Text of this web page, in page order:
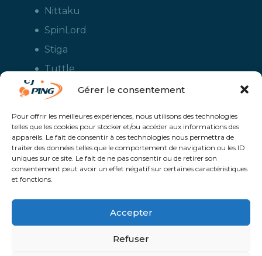
Gérer le consentement
Pour offrir les meilleures expériences, nous utilisons des technologies
telles que les cookies pour stocker et/ou accéder aux informations des
appareils. Le fait de consentir à ces technologies nous permettra de
traiter des données telles que le comportement de navigation ou les ID
uniques sur ce site. Le fait de ne pas consentir ou de retirer son
consentement peut avoir un effet négatif sur certaines caractéristiques
et fonctions.
Accepter
Refuser
Nittaku
SpinLord
Stiga
Tuttle
Xiom
le tennis de table - Boutique en ligne ouverte aux clubs de ping pong,
aux écoles et aux pongistes amateurs - Raquettes de ping pong, sacs,
housses, chaussures, balles, tables de ping pong, colles, nettoyants,